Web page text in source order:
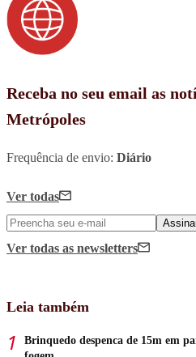
Receba no seu email as
Metrópoles
Frequência de envio: Diário
Ver todas
Ver todas as newsletters
Leia também
Brinquedo despenca de 15m em